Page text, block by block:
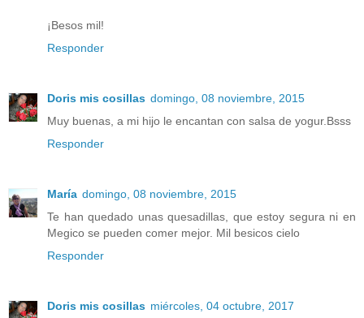
¡Besos mil!
Responder
Doris mis cosillas domingo, 08 noviembre, 2015
Muy buenas, a mi hijo le encantan con salsa de yogur.Bsss
Responder
María domingo, 08 noviembre, 2015
Te han quedado unas quesadillas, que estoy segura ni en
Megico se pueden comer mejor. Mil besicos cielo
Responder
Doris mis cosillas miércoles, 04 octubre, 2017